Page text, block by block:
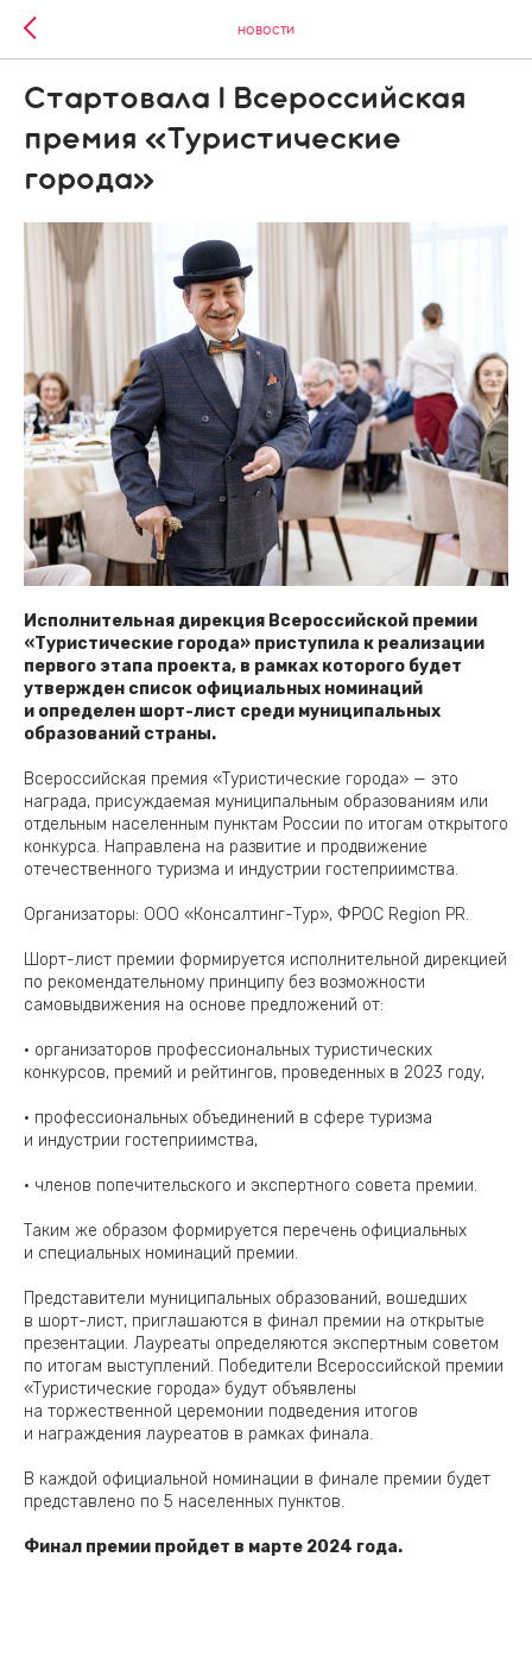
НОВОСТИ
Стартовала I Всероссийская
премия «Туристические
города»
Исполнительная дирекция Всероссийской премии
«Туристические города» приступила к реализации
первого этапа проекта, в рамках которого будет
утвержден список официальных номинаций
и определен шорт-лист среди муниципальных
образований страны.
Всероссийская премия «Туристические города» — это
награда, присуждаемая муниципальным образованиям или
отдельным населенным пунктам России по итогам открытого
конкурса. Направлена на развитие и продвижение
отечественного туризма и индустрии гостеприимства.
Организаторы: ООО «Консалтинг-Тур», ФРОС Region PR.
Шорт-лист премии формируется исполнительной дирекцией
по рекомендательному принципу без возможности
самовыдвижения на основе предложений от:
• организаторов профессиональных туристических
конкурсов, премий и рейтингов, проведенных в 2023 году,
• профессиональных объединений в сфере туризма
и индустрии гостеприимства,
• членов попечительского и экспертного совета премии.
Таким же образом формируется перечень официальных
и специальных номинаций премии.
Представители муниципальных образований, вошедших
в шорт-лист, приглашаются в финал премии на открытые
презентации. Лауреаты определяются экспертным советом
по итогам выступлений. Победители Всероссийской премии
«Туристические города» будут объявлены
на торжественной церемонии подведения итогов
и награждения лауреатов в рамках финала.
В каждой официальной номинации в финале премии будет
представлено по 5 населенных пунктов.
Финал премии пройдет в марте 2024 года.